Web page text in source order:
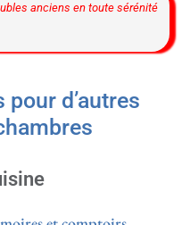
anciens en toute sérénité
d’autres